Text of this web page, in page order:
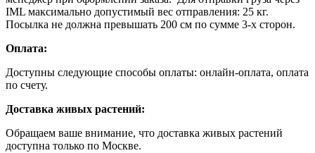
IML максимально допустимый вес отправления: 25 кг.
Посылка не должна превышать 200 см по сумме 3-х сторон.
Оплата:
Доступны следующие способы оплаты: онлайн-оплата, оплата
по счету.
Доставка живых растений:
Обращаем ваше внимание, что доставка живых растений
доступна только по Москве.